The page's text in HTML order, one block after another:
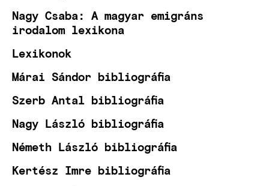
Nagy Csaba: A magyar emigráns
irodalom lexikona
Lexikonok
Márai Sándor bibliográfia
Szerb Antal bibliográfia
Nagy László bibliográfia
Németh László bibliográfia
Kertész Imre bibliográfia